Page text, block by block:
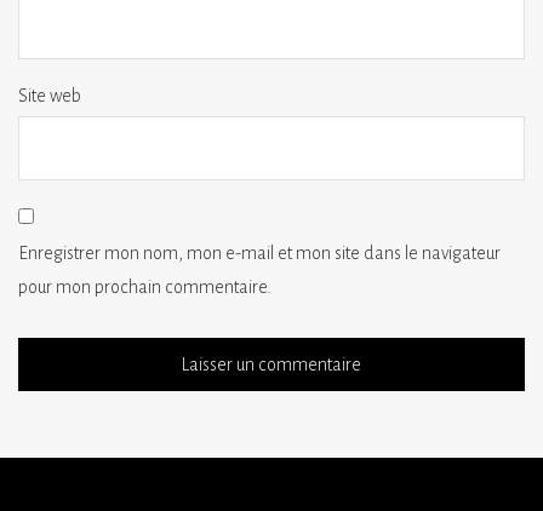
Site web
Enregistrer mon nom, mon e-mail et mon site dans le navigateur
pour mon prochain commentaire.